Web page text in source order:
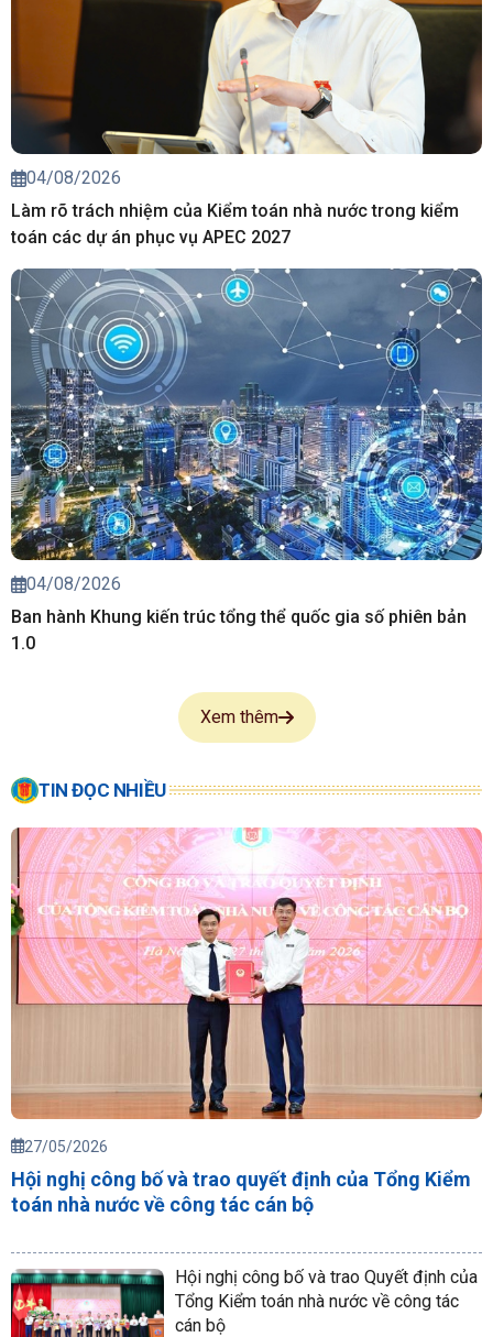
04/08/2026
Làm rõ trách nhiệm của Kiểm toán nhà nước trong kiểm
toán các dự án phục vụ APEC 2027
04/08/2026
Ban hành Khung kiến trúc tổng thể quốc gia số phiên bản
1.0
Xem thêm
TIN ĐỌC NHIỀU
27/05/2026
Hội nghị công bố và trao quyết định của Tổng Kiểm
toán nhà nước về công tác cán bộ
Hội nghị công bố và trao Quyết định của
Tổng Kiểm toán nhà nước về công tác
cán bộ